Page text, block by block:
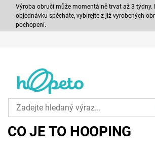
Výroba obručí může momentálně trvat až 3 týdny.
objednávku spěcháte, vybírejte z již vyrobených
pochopení.
CO JE TO HOOPING